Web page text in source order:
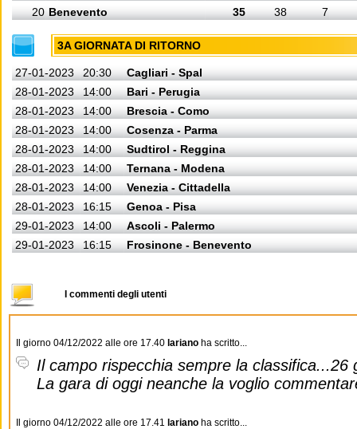
20 Benevento 35 38 7
3A GIORNATA DI RITORNO
27-01-2023 20:30
Cagliari - Spal
28-01-2023
14:00
Bari - Perugia
28-01-2023
14:00
Brescia - Como
28-01-2023
14:00
Cosenza - Parma
28-01-2023
14:00
Sudtirol - Reggina
28-01-2023
14:00
Ternana - Modena
28-01-2023
14:00
Venezia - Cittadella
28-01-2023
16:15
Genoa - Pisa
29-01-2023
14:00
Ascoli - Palermo
29-01-2023
16:15 Frosinone - Benevento
I commenti degli utenti
Il giorno 04/12/2022 alle ore 17.40 lariano ha scritto...
Il campo rispecchia sempre la classifica...26
La gara di oggi neanche la voglio
Il giorno 04/12/2022 alle ore 17.41 lariano ha scritto...